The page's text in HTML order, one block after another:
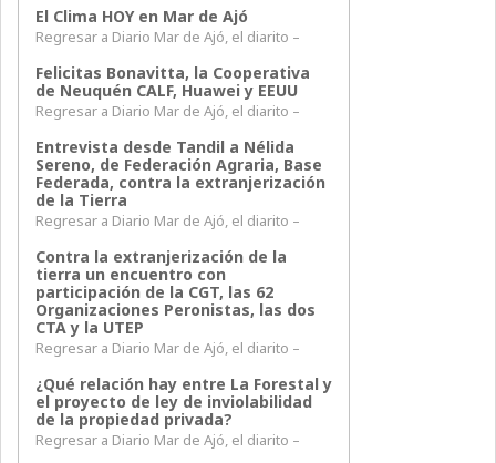
El Clima HOY en Mar de Ajó
Regresar a Diario Mar de Ajó, el diarito –
Felicitas Bonavitta, la Cooperativa
de Neuquén CALF, Huawei y EEUU
Regresar a Diario Mar de Ajó, el diarito –
Entrevista desde Tandil a Nélida
Sereno, de Federación Agraria, Base
Federada, contra la extranjerización
de la Tierra
Regresar a Diario Mar de Ajó, el diarito –
Contra la extranjerización de la
tierra un encuentro con
participación de la CGT, las 62
Organizaciones Peronistas, las dos
CTA y la UTEP
Regresar a Diario Mar de Ajó, el diarito –
¿Qué relación hay entre La Forestal y
el proyecto de ley de inviolabilidad
de la propiedad privada?
Regresar a Diario Mar de Ajó, el diarito –